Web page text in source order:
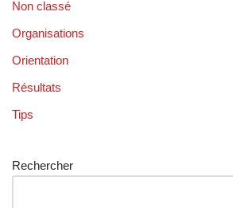
Non classé
Organisations
Orientation
Résultats
Tips
Rechercher